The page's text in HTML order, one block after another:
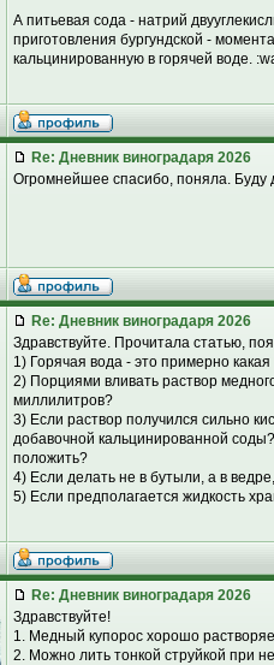
А питьевая сода - натрий
приготовления бургундской -
кальцинированную в горячей воде.
Re: Дневник виноградаря 2026
Огромнейшее спасибо, поняла. Буду
Re: Дневник виноградаря 2026
Здравствуйте. Прочитала статью,
1) Горячая вода - это примерно
2) Порциями вливать раствор
миллилитров?
3) Если раствор получился сильно
добавочной кальцинированной
положить?
4) Если делать не в бутыли, а в
5) Если предполагается жидкость
Re: Дневник виноградаря 2026
Здравствуйте!
1. Медный купорос хорошо
2. Можно лить тонкой струйкой при